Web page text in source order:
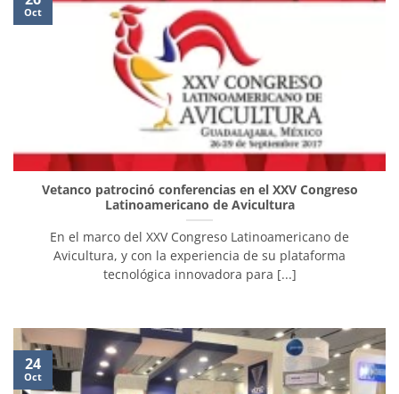
Vetanco patrocinó conferencias en el XXV Congreso
Latinoamericano de Avicultura
En el marco del XXV Congreso Latinoamericano de
Avicultura, y con la experiencia de su plataforma
tecnológica innovadora para [...]
Oct
24
Oct